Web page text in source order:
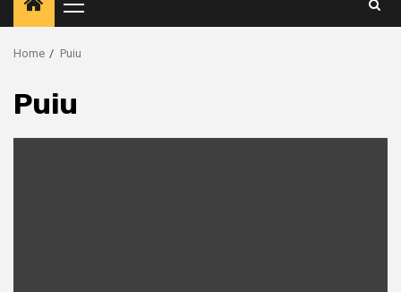
Primary
Menu
Home Puiu
Puiu